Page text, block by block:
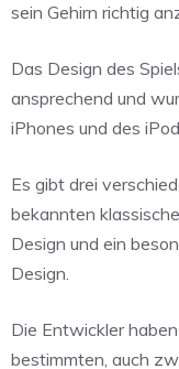
sein Gehirn richtig
Das Design des
ansprechend und
iPhones und des
Es gibt drei
bekannten
Design und ein
Design.
Die Entwickler
bestimmten, auch